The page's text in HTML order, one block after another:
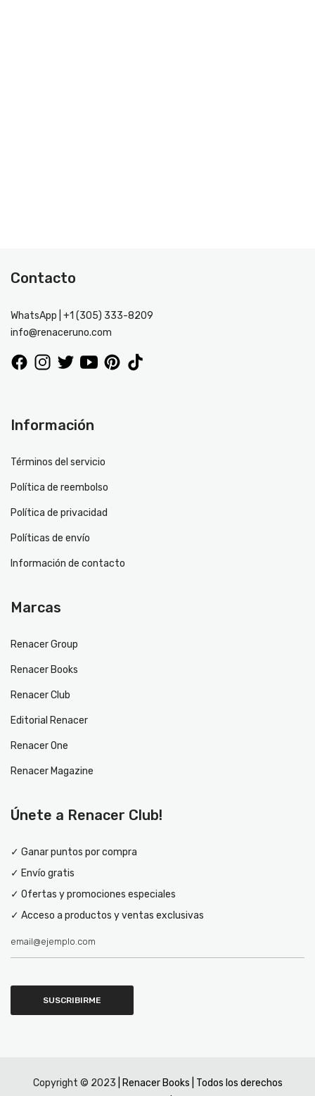
Contacto
WhatsApp | +1 (305) 333-8209
info@renaceruno.com
Información
Términos del servicio
Política de reembolso
Política de privacidad
Políticas de envío
Información de contacto
Marcas
Renacer Group
Renacer Books
Renacer Club
Editorial Renacer
Renacer One
Renacer Magazine
Únete a Renacer Club!
✓ Ganar puntos por compra
✓ Envío gratis
✓ Ofertas y promociones especiales
✓ Acceso a productos y ventas exclusivas
Copyright © 2023
| Renacer Books | Todos los derechos